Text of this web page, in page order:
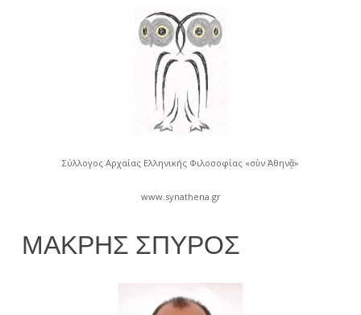
Σύλλογος Αρχαίας Ελληνικής Φιλοσοφίας «σὺν Ἀθηνᾷ»
www.synathena.gr
ΜΑΚΡΉΣ ΣΠΎΡΟΣ